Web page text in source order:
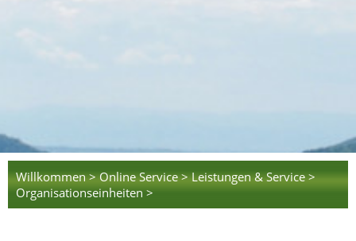
Willkommen > Online Service > Leistungen & Service >
Organisationseinheiten >